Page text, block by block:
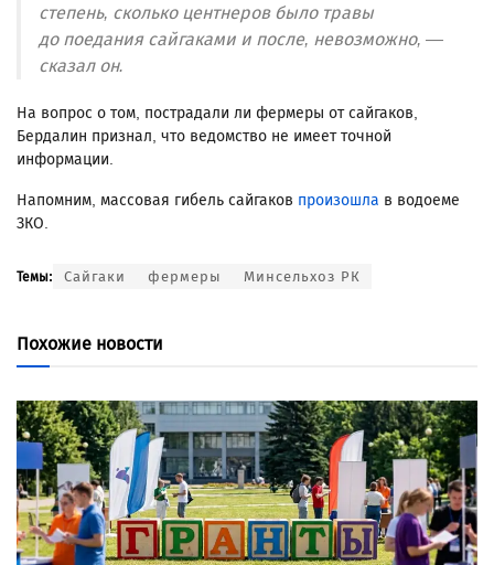
степень, сколько центнеров было травы
до поедания сайгаками и после, невозможно, —
сказал он.
На вопрос о том, пострадали ли фермеры от сайгаков,
Бердалин признал, что ведомство не имеет точной
информации.
Напомним, массовая гибель сайгаков произошла в водоеме
ЗКО.
Темы: Сайгаки фермеры Минсельхоз РК
Похожие новости